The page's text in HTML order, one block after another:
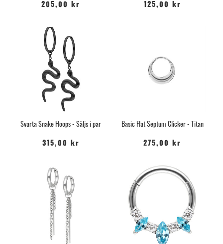
205,00 kr 125,00 kr
Svarta Snake Hoops - Säljs i par
315,00 kr
Basic Flat Septum Clicker - Titan
275,00 kr